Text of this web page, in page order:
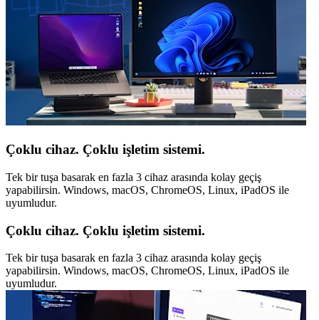
Çoklu cihaz. Çoklu işletim sistemi.
Tek bir tuşa basarak en fazla 3 cihaz arasında kolay geçiş
yapabilirsin. Windows, macOS, ChromeOS, Linux, iPadOS ile
uyumludur.
Çoklu cihaz. Çoklu işletim sistemi.
Tek bir tuşa basarak en fazla 3 cihaz arasında kolay geçiş
yapabilirsin. Windows, macOS, ChromeOS, Linux, iPadOS ile
uyumludur.